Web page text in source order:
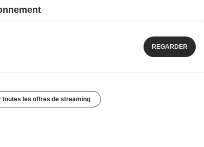
REGARDER
toutes les offres de streaming